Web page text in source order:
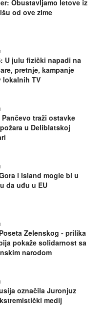
Obustavljamo letove iz
od ove zime
U julu fizički napadi na
pretnje, kampanje
lokalnih TV
Pančevo traži ostavke
u Deliblatskoj
i Island mogle bi u
da uđu u EU
Zelenskog - prilika
pokaže solidarnost sa
narodom
označila Juronjuz
medij